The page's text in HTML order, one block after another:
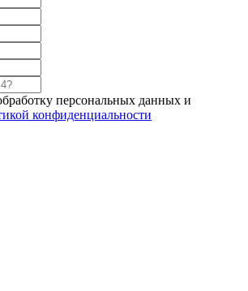
персональных данных и
конфиденциальности